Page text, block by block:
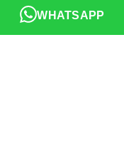
WHATSAPP